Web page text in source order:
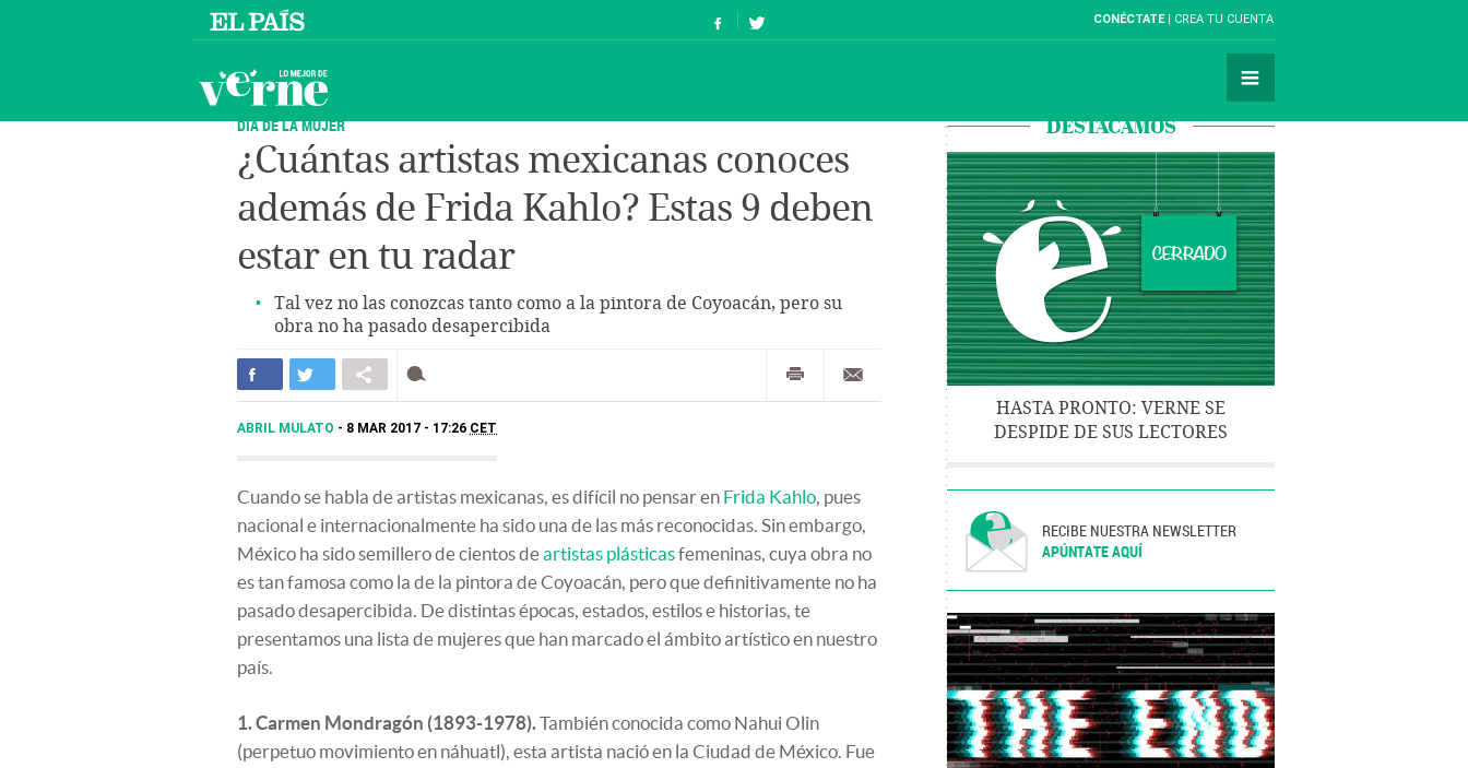
CONÉCTATE CREA TU CUENTA
DÍA DE LA MUJER
¿Cuántas artistas mexicanas conoces
además de Frida Kahlo? Estas 9 deben
estar en tu radar
Tal vez no las conozcas tanto como a la pintora de Coyoacán, pero su
obra no ha pasado desapercibida
ABRIL MULATO 8 MAR 2017 - 17:26 CET
Cuando se habla de artistas mexicanas, es difícil no pensar en Frida Kahlo, pues
nacional e internacionalmente ha sido una de las más reconocidas. Sin embargo,
México ha sido semillero de cientos deartistas plásticasfemeninas, cuya obra no
es tan famosa como la de la pintora de Coyoacán, pero que definitivamente no ha
pasado desapercibida. De distintas épocas, estados, estilos e historias, te
presentamos una lista de mujeres que han marcado el ámbito artístico en nuestro
país.
1. Carmen Mondragón (1893-1978).También conocida como Nahui Olin
(perpetuo movimiento en náhuatl), esta artista nació en la Ciudad de México. Fue
DESTACAMOS
HASTA PRONTO: VERNE SE
DESPIDE DE SUS LECTORES
RECIBE NUESTRA NEWSLETTER
APÚNTATE AQUÍ